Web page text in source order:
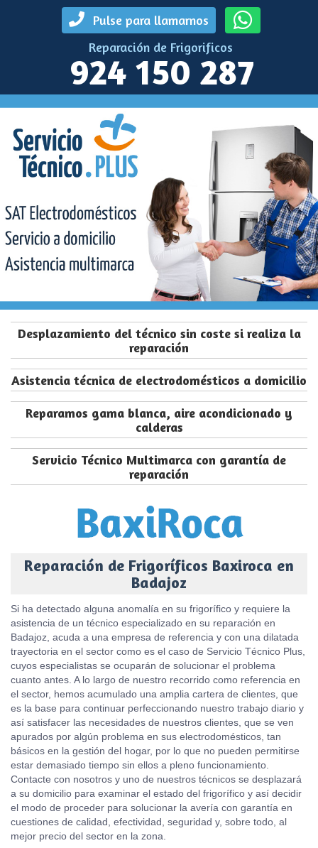
Pulse para llamarnos
Reparación de Frigorificos
924 150 287
Desplazamiento del técnico sin coste si realiza la
reparación
Asistencia técnica de electrodomésticos a domicilio
Reparamos gama blanca, aire acondicionado y
calderas
Servicio Técnico Multimarca con garantía de
reparación
Reparación de Frigoríficos Baxiroca en
Badajoz
Si ha detectado alguna anomalía en su frigorífico y requiere la
asistencia de un técnico especializado en su reparación en
Badajoz, acuda a una empresa de referencia y con una dilatada
trayectoria en el sector como es el caso de Servicio Técnico Plus,
cuyos especialistas se ocuparán de solucionar el problema
cuanto antes. A lo largo de nuestro recorrido como referencia en
el sector, hemos acumulado una amplia cartera de clientes, que
es la base para continuar perfeccionando nuestro trabajo diario y
así satisfacer las necesidades de nuestros clientes, que se ven
apurados por algún problema en sus electrodomésticos, tan
básicos en la gestión del hogar, por lo que no pueden permitirse
estar demasiado tiempo sin ellos a pleno funcionamiento.
Contacte con nosotros y uno de nuestros técnicos se desplazará
a su domicilio para examinar el estado del frigorífico y así decidir
el modo de proceder para solucionar la avería con garantía en
cuestiones de calidad, efectividad, seguridad y, sobre todo, al
mejor precio del sector en la zona.